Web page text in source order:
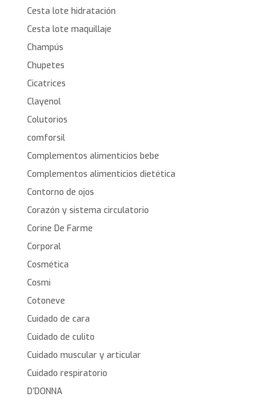
Cesta lote hidratación
Cesta lote maquillaje
Champús
Chupetes
Cicatrices
Clayenol
Colutorios
comforsil
Complementos alimenticios bebe
Complementos alimenticios dietética
Contorno de ojos
Corazón y sistema circulatorio
Corine De Farme
Corporal
Cosmética
Cosmi
Cotoneve
Cuidado de cara
Cuidado de culito
Cuidado muscular y articular
Cuidado respiratorio
D’DONNA